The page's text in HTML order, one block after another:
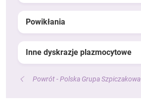
Powikłania
Inne dyskrazje plazmocytowe
Powrót - Polska Grupa Szpiczakowa